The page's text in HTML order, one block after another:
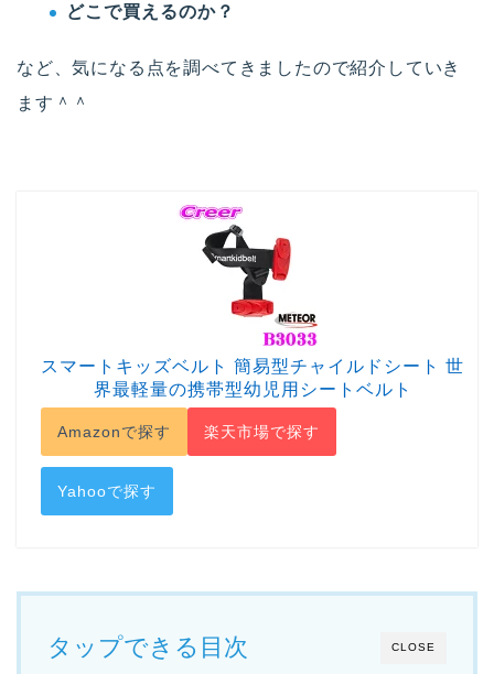
どこで買えるのか？
など、気になる点を調べてきましたので紹介していき
ます＾＾
スマートキッズベルト 簡易型チャイルドシート 世
界最軽量の携帯型幼児用シートベルト
Amazonで探す 楽天市場で探す
Yahooで探す
CLOSE
タップできる目次